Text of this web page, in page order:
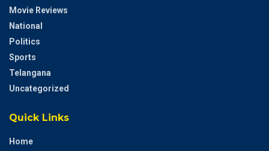
Movie Reviews
National
Politics
Sports
Telangana
Uncategorized
Quick Links
Home